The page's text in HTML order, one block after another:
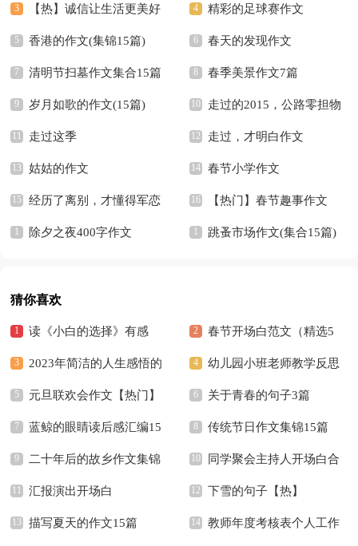
【热】诚信让生活更美好
作文
精彩的足球赛作文
香港的作文(集锦15篇) 春天的发现作文
清明节扫墓作文集合15篇 春季美景作文7篇
岁月如歌的作文(15篇) 走过的2015，公路零担物
流发生了什么变化？
走过这季 走过，才明白作文
姑姑的作文 春节小学作文
经历了离别，才懂得军恋
的牵肠挂肚
【热门】春节趣事作文
除夕之夜400字作文 跳蚤市场作文(集合15篇)
猜你喜欢
读《小白的选择》有感 春节开场白范文（精选5
篇）
2023年简洁的人生感悟的
好句摘录36条
幼儿园小班老师教学反思
元旦联欢会作文【热门】 关于青春的句子3篇
蓝鲸的眼睛读后感汇编15
篇
传统节日作文集锦15篇
二十年后的故乡作文集锦
15篇
同学聚会主持人开场白合
集15篇
汇报演出开场白 下雪的句子【热】
描写夏天的作文15篇 教师年度考核表个人工作